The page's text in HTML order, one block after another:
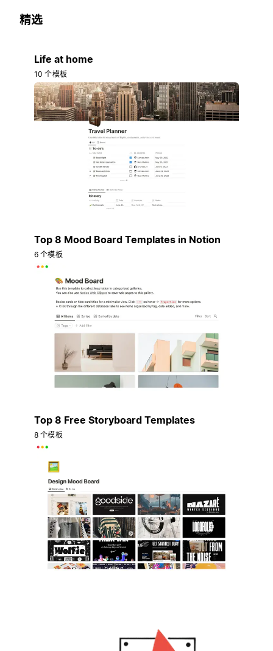
精选
Life at home
10 个模板
Top 8 Mood Board Templates in Notion
6 个模板
Top 8 Free Storyboard Templates
8 个模板